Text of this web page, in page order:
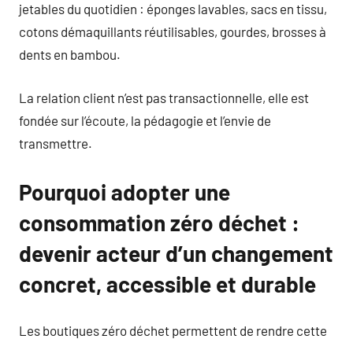
jetables du quotidien : éponges lavables, sacs en tissu,
cotons démaquillants réutilisables, gourdes, brosses à
dents en bambou.
La relation client n’est pas transactionnelle, elle est
fondée sur l’écoute, la pédagogie et l’envie de
transmettre.
Pourquoi adopter une
consommation zéro déchet :
devenir acteur d’un changement
concret, accessible et durable
Les boutiques zéro déchet permettent de rendre cette